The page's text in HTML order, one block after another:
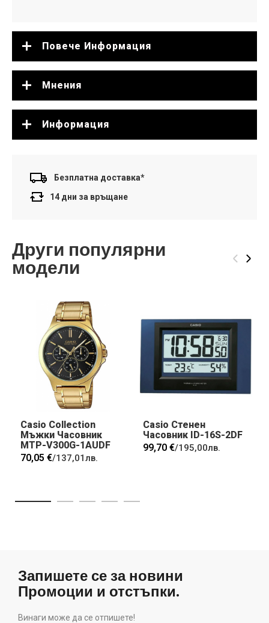
Повече Информация
Мнения
Информация
Безплатна доставка*
14 дни за връщане
Други популярни
модели ‹ ›
Casio Collection
Мъжки Часовник
MTP-V300G-1AUDF
70,05 €/137,01лв.
Casio Стенен
Часовник ID-16S-2DF
99,70 €/195,00лв.
Запишете се за новини
Промоции и отстъпки.
Винаги може да се отпишете!